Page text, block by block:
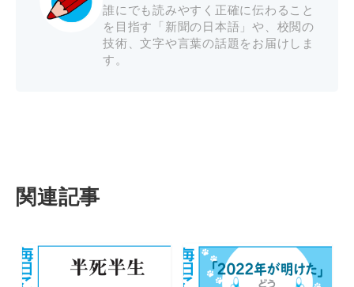
誰にでも読みやすく正確に伝わること
を目指す「新聞の日本語」や、校閲の
技術、文字や言葉の話題をお届けしま
す。
関連記事